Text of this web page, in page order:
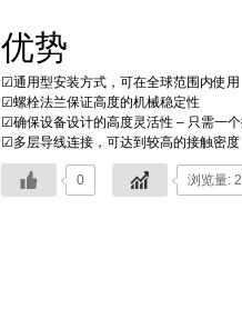
优势
☑通用型安装方式，可在全球范围内使用
☑螺栓法兰保证高度的机械稳定性
☑确保设备设计的高度灵活性 – 只需一
☑多层导线连接，可达到较高的接触密度
0 浏览量: